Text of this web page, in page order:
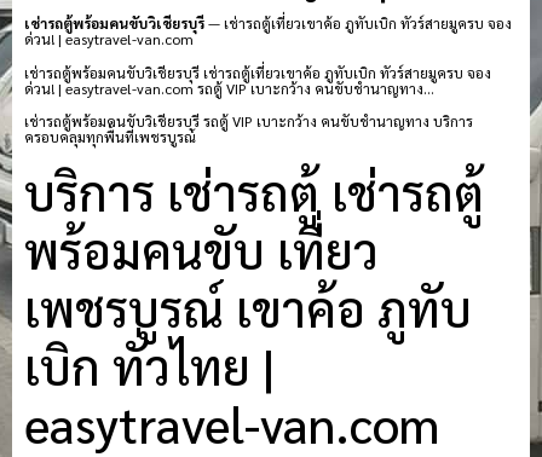
เช่ารถตู้พร้อมคนขับวิเชียรบุรี— เช่ารถตู้เที่ยวเขาค้อ ภูทับเบิก ทัวร์สายมูครบ จอง
ด่วน! | easytravel-van.com
เช่ารถตู้พร้อมคนขับวิเชียรบุรี เช่ารถตู้เที่ยวเขาค้อ ภูทับเบิก ทัวร์สายมูครบ จอง
ด่วน! | easytravel-van.com รถตู้ VIP เบาะกว้าง คนขับชำนาญทาง…
เช่ารถตู้พร้อมคนขับวิเชียรบุรี รถตู้ VIP เบาะกว้าง คนขับชำนาญทาง บริการ
ครอบคลุมทุกพื้นที่เพชรบูรณ์
บริการ เช่ารถตู้ เช่ารถตู้
พร้อมคนขับ เที่ยว
เพชรบูรณ์ เขาค้อ ภูทับ
เบิก ทั่วไทย |
easytravel-van.com